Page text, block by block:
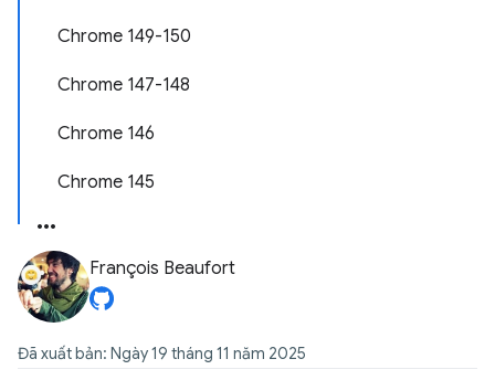
Chrome 149-150
Chrome 147-148
Chrome 146
Chrome 145
François Beaufort
Đã xuất bản: Ngày 19 tháng 11 năm 2025